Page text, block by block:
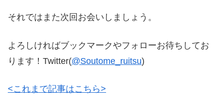
それではまた次回お会いしましょう。
よろしければブックマークやフォローお待ちしてお
ります！Twitter(@Soutome_ruitsu)
<これまで記事はこちら>